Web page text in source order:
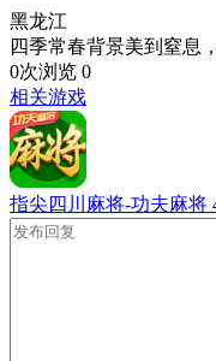
黑龙江
四季常春背景美到窒息
0次浏览 0
相关游戏
指尖四川麻将-功夫麻将